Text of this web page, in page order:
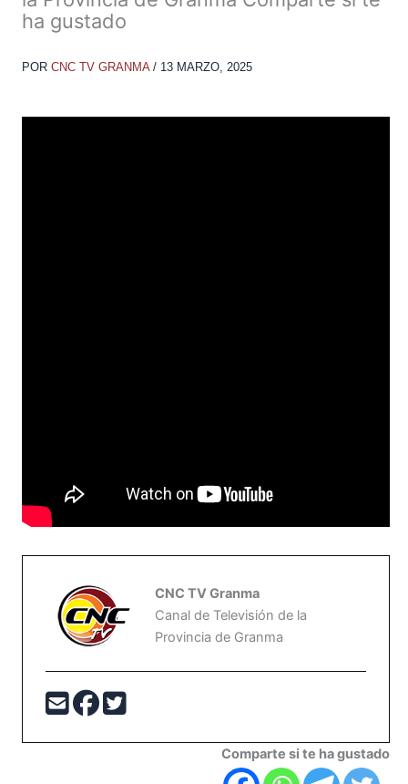
ha gustado
POR CNC TV GRANMA / 13 MARZO, 2025
CNC TV Granma
Canal de Televisión de la
Provincia de Granma
Comparte si te ha gustado